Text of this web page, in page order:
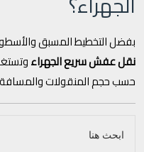
بفضل التخطيط المسبق
نقل عفش سريع الجهراء
حسب حجم المنقولات والمسافة،